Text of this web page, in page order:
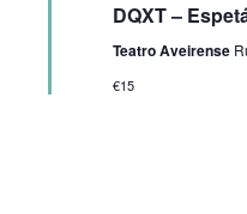
DQXT –
Teatro Aveirense
€15